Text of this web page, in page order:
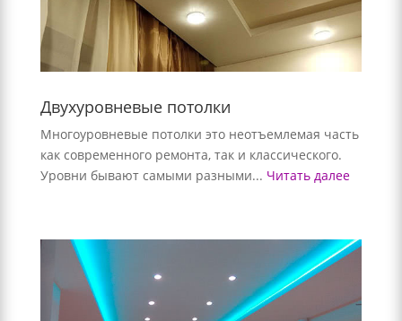
Двухуровневые потолки
Многоуровневые потолки это неотъемлемая часть
как современного ремонта, так и классического.
Уровни бывают самыми разными... Читать далее